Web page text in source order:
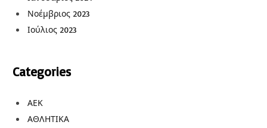
Νοέμβριος 2023
Ιούλιος 2023
Categories
ΑΕΚ
ΑΘΛΗΤΙΚΑ